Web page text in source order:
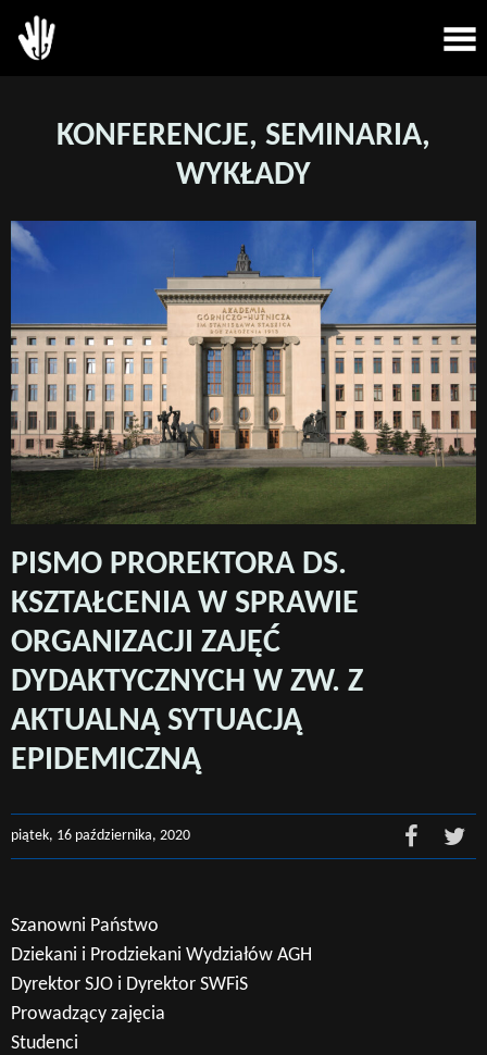
KONFERENCJE, SEMINARIA,
WYKŁADY
PISMO PROREKTORA DS.
KSZTAŁCENIA W SPRAWIE
ORGANIZACJI ZAJĘĆ
DYDAKTYCZNYCH W ZW. Z
AKTUALNĄ SYTUACJĄ
EPIDEMICZNĄ
piątek, 16 października, 2020
Szanowni Państwo
Dziekani i Prodziekani Wydziałów AGH
Dyrektor SJO i Dyrektor SWFiS
Prowadzący zajęcia
Studenci